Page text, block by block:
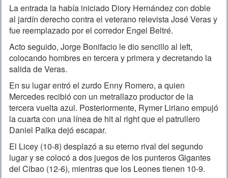
La entrada la había iniciado Diory Hernández con doble
al jardín derecho contra el veterano relevista José Veras y
fue reemplazado por el corredor Engel Beltré.
Acto seguido, Jorge Bonifacio le dio sencillo al left,
colocando hombres en tercera y primera y decretando la
salida de Veras.
En su lugar entró el zurdo Enny Romero, a quien
Mercedes recibió con un metrallazo productor de la
tercera vuelta azul. Posteriormente, Rymer Liriano empujó
la cuarta con una línea de hit al right que el patrullero
Daniel Palka dejó escapar.
El Licey (10-8) desplazó a su eterno rival del segundo
lugar y se colocó a dos juegos de los punteros Gigantes
del Cibao (12-6), mientras que los Leones tienen 10-9.